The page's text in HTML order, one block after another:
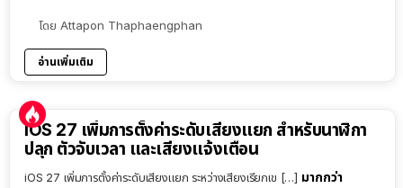
โดย Attapon Thaphaengphan
อ่านเพิ่มเติม
iOS 27 เพิ่มการตั้งค่าระดับเสียงแยก สำหรับนาฬิกา
ปลุก ตัวจับเวลา และเสียงแจ้งเตือน
iOS 27 เพิ่มการตั้งค่าระดับเสียงแยก ระหว่างเสียงเรียกเข […] มากกว่า